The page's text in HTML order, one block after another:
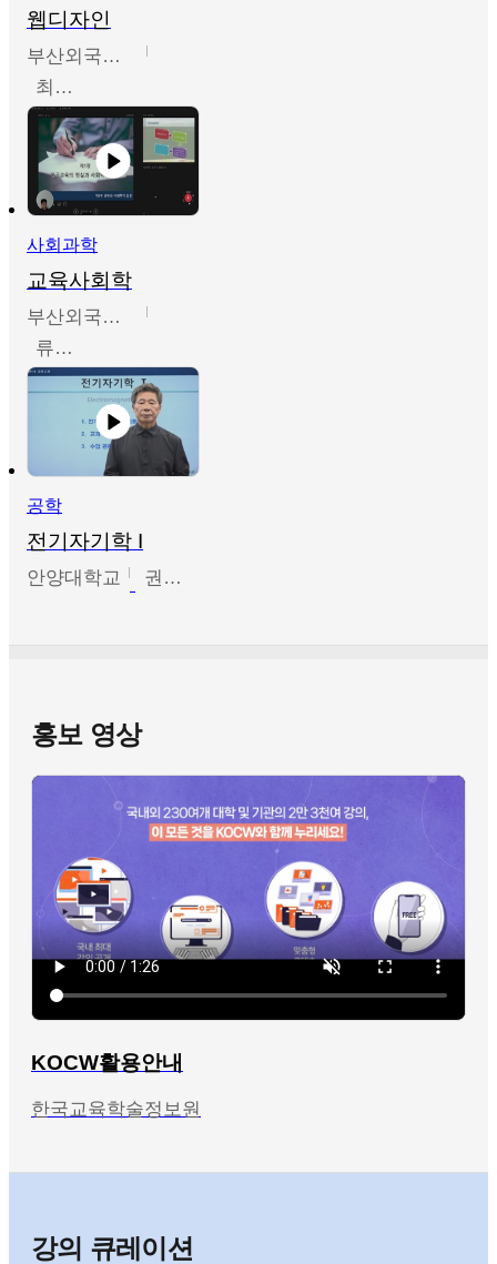
웹디자인
부산외국어대학교
최진오
사회과학
교육사회학
부산외국어대학교
류영철
공학
전기자기학 I
안양대학교 권원현
홍보 영상
KOCW활용안내
한국교육학술정보원
강의 큐레이션